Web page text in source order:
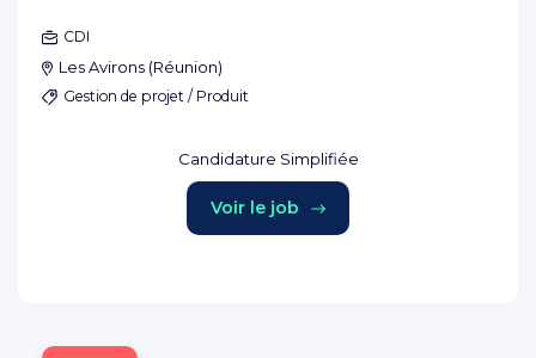
CDI
Les Avirons (Réunion)
Gestion de projet / Produit
Candidature Simplifiée
Voir le job